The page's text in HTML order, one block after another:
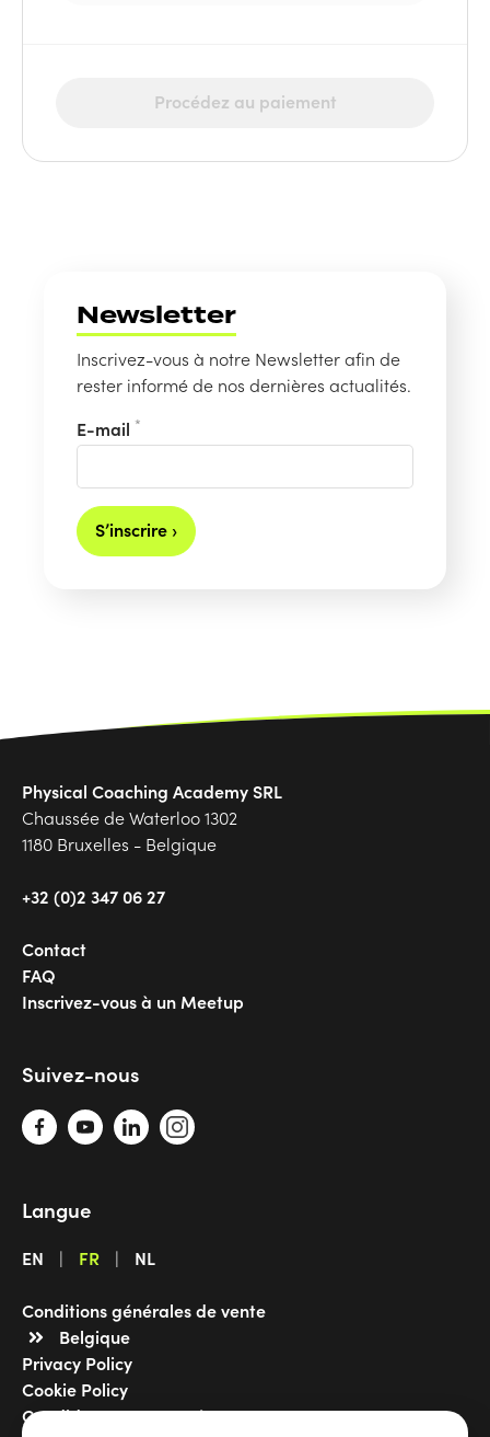
Procédez au paiement
Newsletter
Inscrivez-vous à notre Newsletter afin de
rester informé de nos dernières actualités.
E-mail *
S’inscrire ›
Physical Coaching Academy SRL
Chaussée de Waterloo 1302
1180 Bruxelles - Belgique
+32 (0)2 347 06 27
Contact
FAQ
Inscrivez-vous à un Meetup
Suivez-nous
Langue
EN FR NL
Conditions générales de vente
Belgique
Privacy Policy
Cookie Policy
Candidature spontanée